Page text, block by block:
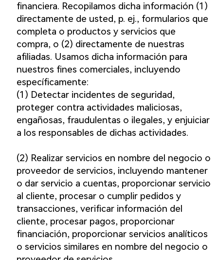
financiera. Recopilamos dicha información (1)
directamente de usted, p. ej., formularios que
completa o productos y servicios que
compra, o (2) directamente de nuestras
afiliadas. Usamos dicha información para
nuestros fines comerciales, incluyendo
específicamente:
(1) Detectar incidentes de seguridad,
proteger contra actividades maliciosas,
engañosas, fraudulentas o ilegales, y enjuiciar
a los responsables de dichas actividades.
(2) Realizar servicios en nombre del negocio o
proveedor de servicios, incluyendo mantener
o dar servicio a cuentas, proporcionar servicio
al cliente, procesar o cumplir pedidos y
transacciones, verificar información del
cliente, procesar pagos, proporcionar
financiación, proporcionar servicios analíticos
o servicios similares en nombre del negocio o